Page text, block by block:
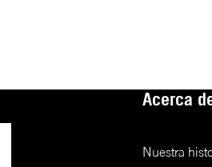
Acerca
Nuestra